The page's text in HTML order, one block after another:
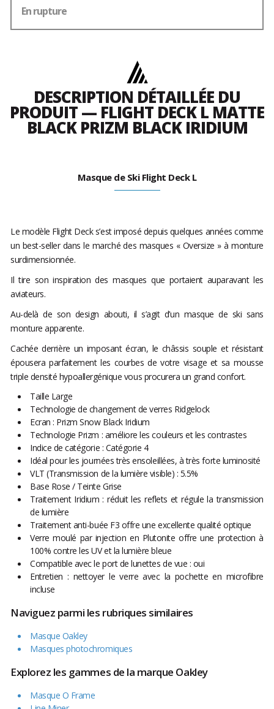
En rupture
DESCRIPTION DÉTAILLÉE DU
PRODUIT — FLIGHT DECK L MATTE
BLACK PRIZM BLACK IRIDIUM
Masque de Ski Flight Deck L
Le modèle Flight Deck s’est imposé depuis quelques années comme
un best-seller dans le marché des masques « Oversize » à monture
surdimensionnée.
Il tire son inspiration des masques que portaient auparavant les
aviateurs.
Au-delà de son design abouti, il s’agit d’un masque de ski sans
monture apparente.
Cachée derrière un imposant écran, le châssis souple et résistant
épousera parfaitement les courbes de votre visage et sa mousse
triple densité hypoallergénique vous procurera un grand confort.
Taille Large
Technologie de changement de verres Ridgelock
Ecran : Prizm Snow Black Iridium
Technologie Prizm : améliore les couleurs et les contrastes
Indice de catégorie : Catégorie 4
Idéal pour les journées très ensoleillées, à très forte luminosité
VLT (Transmission de la lumière visible) : 5.5%
Base Rose / Teinte Grise
Traitement Iridium : réduit les reflets et régule la transmission
de lumière
Traitement anti-buée F3 offre une excellente qualité optique
Verre moulé par injection en Plutonite offre une protection à
100% contre les UV et la lumière bleue
Compatible avec le port de lunettes de vue : oui
Entretien : nettoyer le verre avec la pochette en microfibre
incluse
Naviguez parmi les rubriques similaires
Masque Oakley
Masques photochromiques
Explorez les gammes de la marque Oakley
Masque O Frame